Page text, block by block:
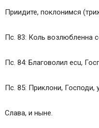
Приидите, поклонимся
Пс. 83: Коль возлюбленна
Пс. 84: Благоволил ecu,
Пс. 85: Приклони, Господи,
Слава, и ныне.